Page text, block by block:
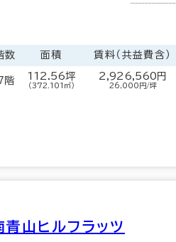
数 面積 賃料（共益費含）
階 112.56坪
（372.101㎡）
2,926,560円
26,000円/坪
青山ヒルフラッツ